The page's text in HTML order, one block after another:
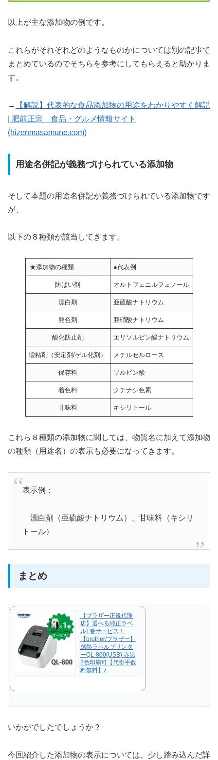
以上が主な添加物の例です。
これらがそれぞれどのようなものかについては別の記事で
まとめているのでそちらを参考にしてもらえると助かりま
す。
→
【解説】代表的な食品添加物の用途をわかりやすく解説
| 肥前正宗 食品・グルメ情報サイト
(hizenmasamune.com)
用途名併記が義務づけられている添加物
そして本題の用途名併記が義務づけられている添加物です
が、
以下の８種類が該当してきます。
★添加物の種類 ●代表例
防ばい剤 オルトフェニルフェノール
漂白剤 亜硫酸ナトリウム
発色剤 亜硝酸ナトリウム
酸化防止剤 エリソルビン酸ナトリウム
増粘剤（安定剤/ゲル化剤） メチルセルロース
保存料 ソルビン酸
着色料 クチナシ色素
甘味料 キシリトール
これら８種類の添加物に関しては、物質名に加えて添加物
の種類（用途名）の表示も必要になってきます。
表示例：
漂白剤（亜硫酸ナトリウム）、甘味料（キシリ
トール）
まとめ
【ブラザー正規代理
店】選べる純正ラベ
ル1巻サービス！
【brother/ブラザー】
感熱ラベルプリンタ
ーQL-800(USB) 赤黒
2色印刷可【代引手数
料無料】♪
いかがでしたでしょうか？
今回紹介した添加物の表示については、少し踏み込んだ詳